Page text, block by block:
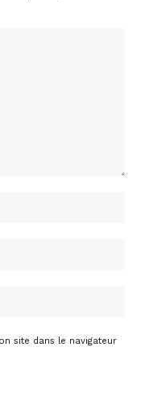
site dans le navigateur